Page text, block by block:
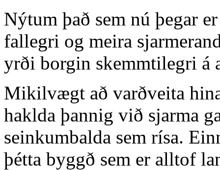
Nýtum það sem nú þegar
fallegri og meira
yrði borgin skemmtilegri á
Mikilvægt að varðveita
haklda þannig við sjarma
seinkumbalda sem rísa.
þétta byggð sem er alltof